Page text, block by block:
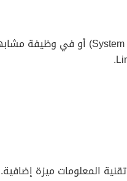
المعلومات ميزة إضافية.